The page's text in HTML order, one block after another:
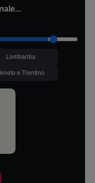
Lombardia
e Trentino